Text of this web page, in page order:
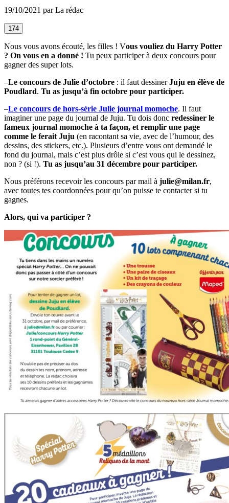
19/10/2021 par La rédac
174
Nous vous avons écouté, les filles ! Vous vouliez du Harry Potter
? On vous en a donné ! Tu peux participer à deux concours pour
gagner des super lots.
–Le concours de Julie d’octobre : il faut dessinerJuju en élève de
Poudlard. Tu as jusqu’à fin octobre pour participer.
–Le concours de hors-série Julie journal momoche. Il faut
imaginer une page du journal de Juju. Tu dois donc redessiner le
fameux journal momoche à ta façon, et remplir une page
comme le ferait Juju (en racontant sa vie, avec de l’humour, des
dessins, des stickers, etc.). Plusieurs d’entre vous ont demandé le
fond du journal, mais c’est plus drôle si c’est vous qui le dessinez,
non ? (si !). Tu as jusqu’au 31 décembre pour participer.
Nous préférons recevoir les concours par mail à julie@milan.fr,
avec toutes tes coordonnées pour qu’on puisse te contacter si tu
gagnes.
Alors, qui va participer ?